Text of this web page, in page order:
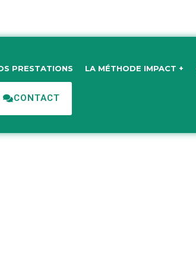
PRESTATIONS LA MÉTHODE IMPACT +
CONTACT